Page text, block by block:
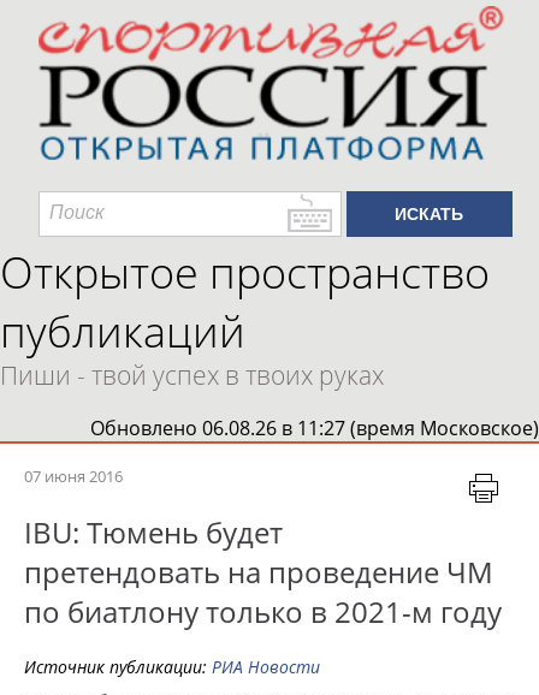
Открытое пространство
публикаций
Пиши - твой успех в твоих руках
Обновлено 06.08.26 в 11:27 (время Московское)
07 июня 2016
IBU: Тюмень будет
претендовать на проведение ЧМ
по биатлону только в 2021-м году
Источник публикации: РИА Новости